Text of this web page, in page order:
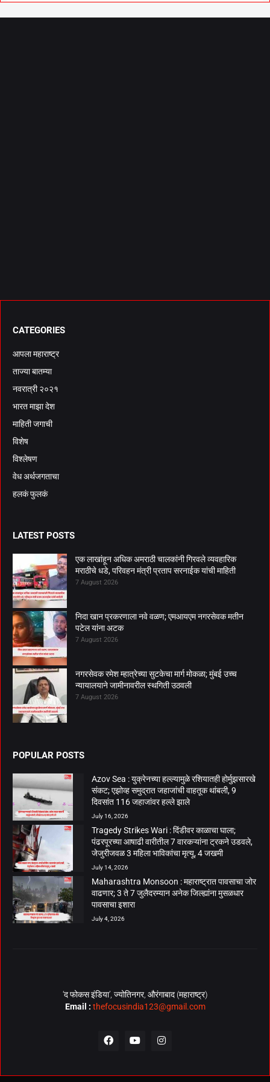
CATEGORIES
आपला महाराष्ट्र
ताज्या बातम्या
नवरात्री २०२१
भारत माझा देश
माहिती जगाची
विशेष
विश्लेषण
वेध अर्थजगताचा
हलकं फुलकं
LATEST POSTS
एक लाखांहून अधिक अमराठी चालकांनी गिरवले व्यवहारिक
मराठीचे धडे, परिवहन मंत्री प्रताप सरनाईक यांची माहिती
7 August 2026
निदा खान प्रकरणाला नवे वळण; एमआयएम नगरसेवक मतीन
पटेल यांना अटक
7 August 2026
नगरसेवक रमेश म्हात्रेच्या सुटकेचा मार्ग मोकळा; मुंबई उच्च
न्यायालयाने जामीनावरील स्थगिती उठवली
7 August 2026
POPULAR POSTS
Azov Sea : युक्रेनच्या हल्ल्यामुळे रशियातही होर्मुझसारखे
संकट; एझोव्ह समुद्रात जहाजांची वाहतूक थांबली, 9
दिवसांत 116 जहाजांवर हल्ले झाले
July 16, 2026
Tragedy Strikes Wari : दिंडीवर काळाचा घाला;
पंढरपूरच्या आषाढी वारीतील 7 वारकऱ्यांना ट्रकने उडवले,
जेजुरीजवळ 3 महिला भाविकांचा मृत्यू, 4 जखमी
July 14, 2026
Maharashtra Monsoon : महाराष्ट्रात पावसाचा जोर
वाढणार; 3 ते 7 जुलैदरम्यान अनेक जिल्ह्यांना मुसळधार
पावसाचा इशारा
July 4, 2026
‘द फोकस इंडिया’, ज्योतिनगर, औरंगाबाद (महाराष्ट्र)
Email : thefocusindia123@gmail.com